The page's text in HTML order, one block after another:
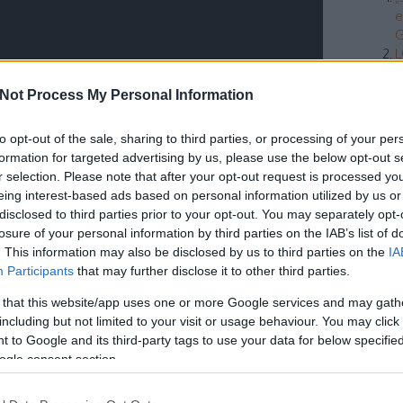
Process My Personal Information
opt-out of the sale, sharing to third parties, or processing of your
for targeted advertising by us, please use the below opt-out
selection. Please note that after your opt-out request is processed
interest-based ads based on personal information utilized by us
to third parties prior to your opt-out. You may separately
of your personal information by third parties on the IAB’s list of
This information may also be disclosed by us to third parties on the
Participants that may further disclose it to other third parties.
that this website/app uses one or more Google services and may
but not limited to your visit or usage behaviour. You may
to Google and its third-party tags to use your data for below
consent section.
Locomotiv GT 1974-ben. Már három nagylemezük
Bummm!), valamint színpadon és hanglemezen
Képzelt riport egy amerikai popfesztiválrólcímű
sokat ígérő együttműködés is elindult, Londonban
amelyet az ABC Records nemzetközi cég 1974-
egy magyar rockzenekarnak?
Államokban is megjelent az együttes nevét viselő
volt, amelyhez komoly kiadói figyelem és
rádiószereplésekben mutatták be a közönségnek a
nagyszabású amerikai turnét szerveztek nekik. Noha
Top, az Aerosmith, a Chicago és mások előtt, ez a
(Halkan jegyezzük meg, hogy az Egyesült
sem volt hasonló turnéja.) A koncertek igen jól